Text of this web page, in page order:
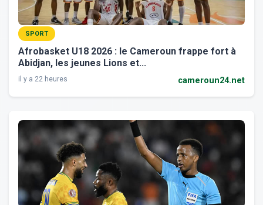
SPORT
Afrobasket U18 2026 : le Cameroun frappe fort à
Abidjan, les jeunes Lions et...
il y a 22 heures cameroun24.net